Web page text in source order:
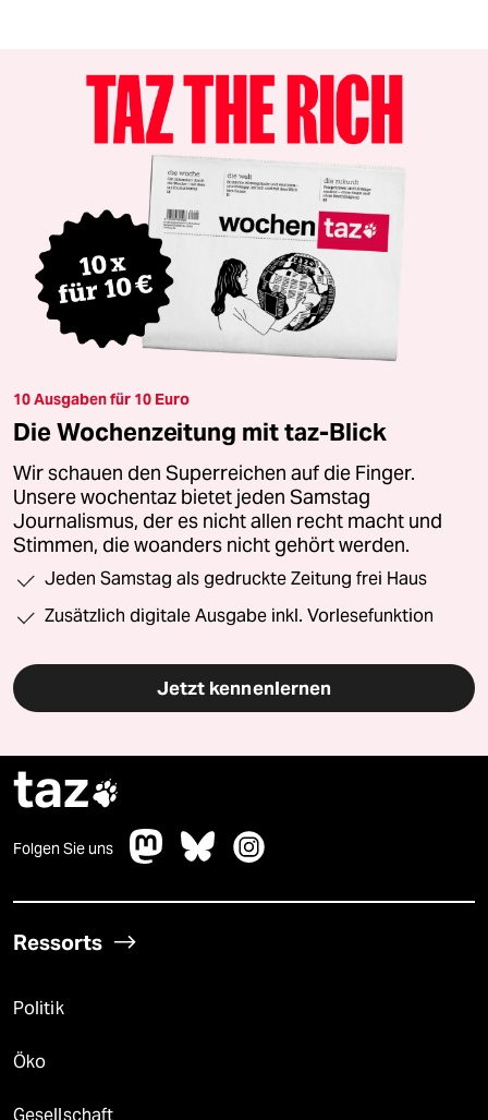
10 Ausgaben für 10 Euro
Die Wochenzeitung mit taz-Blick
Wir schauen den Superreichen auf die Finger.
Unsere wochentaz bietet jeden Samstag
Journalismus, der es nicht allen recht macht und
Stimmen, die woanders nicht gehört werden.
Jeden Samstag als gedruckte Zeitung frei Haus
Zusätzlich digitale Ausgabe inkl. Vorlesefunktion
Jetzt kennenlernen
taz
Folgen Sie uns
Ressorts
Politik
Öko
Gesellschaft